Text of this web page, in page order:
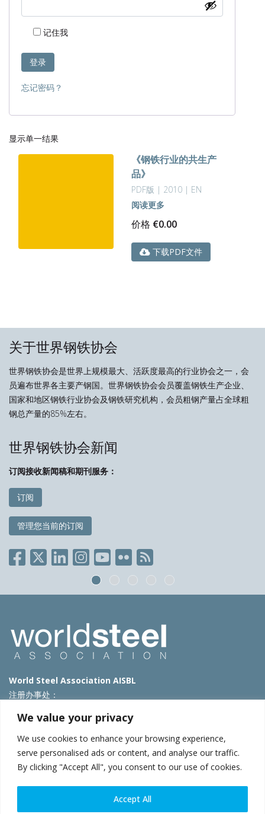
We value your privacy
We use cookies to enhance your browsing experience,
serve personalised ads or content, and analyse our traffic.
By clicking "Accept All", you consent to our use of cookies.
Accept All
记住我
登录
忘记密码？
显示单一结果
《钢铁行业的共生产
品》
PDF版 | 2010 | EN
阅读更多
价格 €0.00
下载PDF文件
关于世界钢铁协会
世界钢铁协会是世界上规模最大、活跃度最高的行业协会之一，会
员遍布世界各主要产钢国。世界钢铁协会会员覆盖钢铁生产企业、
国家和地区钢铁行业协会及钢铁研究机构，会员粗钢产量占全球粗
钢总产量的85%左右。
世界钢铁协会新闻
订阅接收新闻稿和期刊服务：
订阅
管理您当前的订阅
World Steel Association AISBL
注册办事处：
T: +32 2 702 89 00 – E:steel@worldsteel.org
北京市朝阳区霄云路40号院国航世纪大厦1号楼3层3F
E:china@worldsteel.org
使用条款|隐私政策
|网站地图|VAT Number BE 0406.597.373